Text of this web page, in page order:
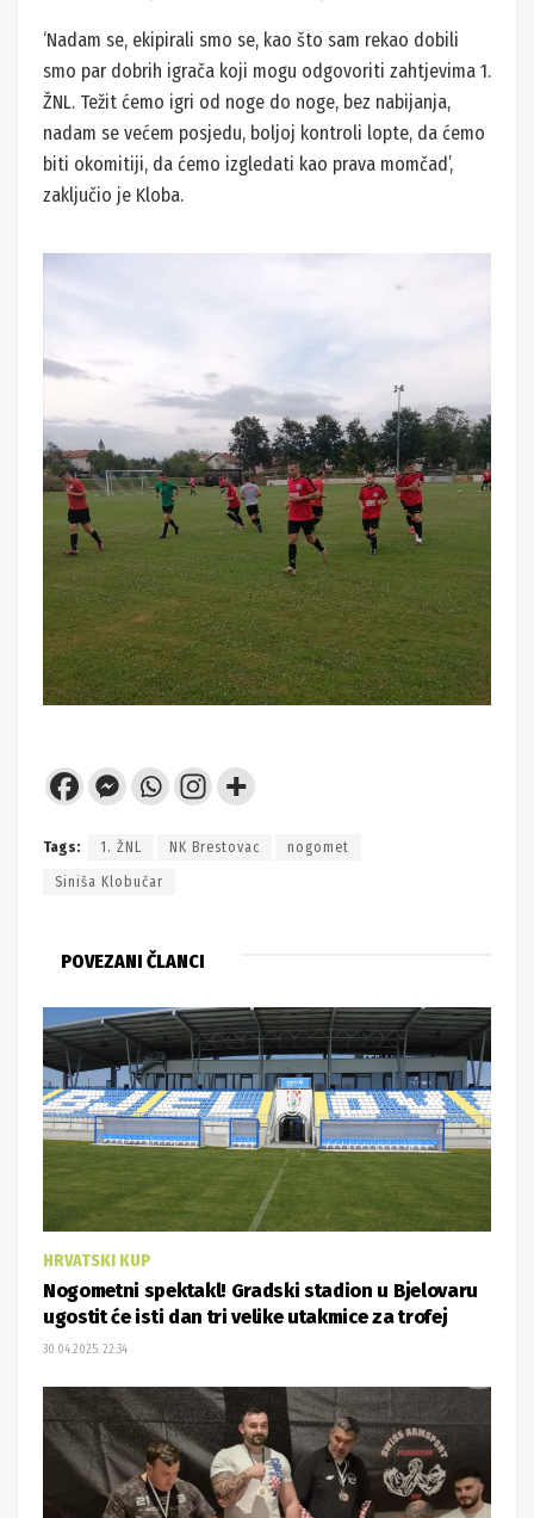
‘Nadam se, ekipirali smo se, kao što sam rekao dobili
smo par dobrih igrača koji mogu odgovoriti zahtjevima 1.
ŽNL. Težit ćemo igri od noge do noge, bez nabijanja,
nadam se većem posjedu, boljoj kontroli lopte, da ćemo
biti okomitiji, da ćemo izgledati kao prava momčad’,
zaključio je Kloba.
Tags: 1. ŽNL NK Brestovac nogomet
Siniša Klobučar
POVEZANI ČLANCI
HRVATSKI KUP
Nogometni spektakl! Gradski stadion u Bjelovaru
ugostit će isti dan tri velike utakmice za trofej
30.04.2025. 22:34